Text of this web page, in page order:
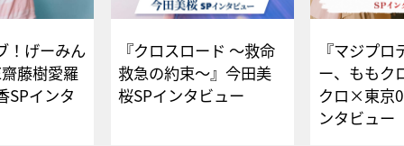
！げーみん
藤樹愛羅
SPインタ
『クロスロード ～救命
救急の約束～』今田美
桜SPインタビュー
『マジプロ
ー、ももク
クロ×東京
ンタビュー